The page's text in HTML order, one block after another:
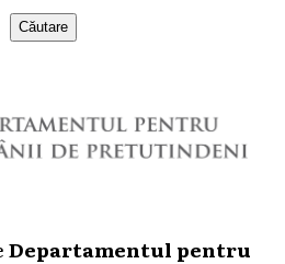
Căutare
Departamentul pentru